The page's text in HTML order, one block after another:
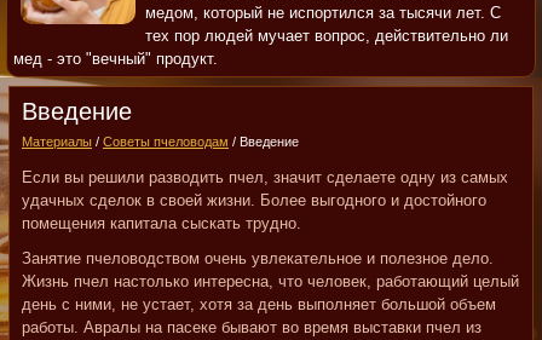
медом, который не испортился за тысячи лет. С
тех пор людей мучает вопрос, действительно ли
мед - это "вечный" продукт.
Введение
Материалы / Советы пчеловодам / Введение
Если вы решили разводить пчел, значит сделаете одну из самых
удачных сделок в своей жизни. Более выгодного и достойного
помещения капитала сыскать трудно.
Занятие пчеловодством очень увлекательное и полезное дело.
Жизнь пчел настолько интересна, что человек, работающий целый
день с ними, не устает, хотя за день выполняет большой объем
работы. Авралы на пасеке бывают во время выставки пчел из